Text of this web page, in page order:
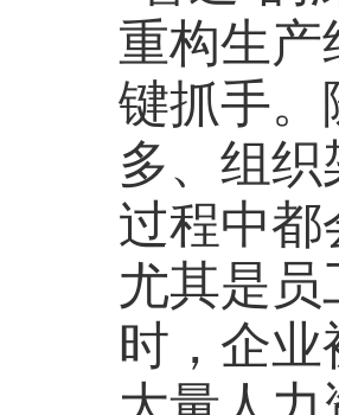
重构生
键抓手。
多、组
过程中都
尤其是
时，企